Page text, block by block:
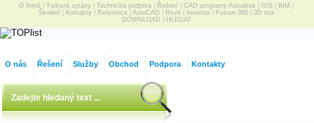
O firmě Tiskové zprávy Technická podpora Řešení CAD programy Autodesk GIS BIM
Školení
Kontakty Reference| AutoCAD Revit Inventor| Fusion 360| 3D tisk
DOWNLOAD
HLEDAT
O nás Řešení Služby Obchod Podpora Kontakty